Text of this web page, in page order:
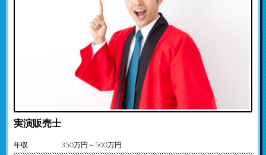
実演販売士
年収 350万円～500万円